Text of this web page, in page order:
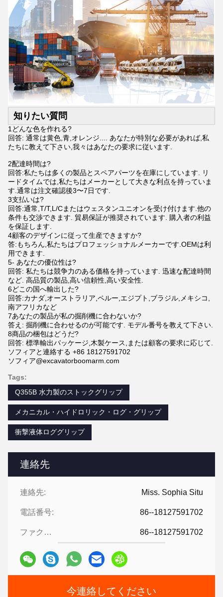
連絡先
連絡先: Miss. Sophia Situ
電話番号: 86--18127591702
ファクシミリ: 86--18127591702
今連絡してください
知りたい質問
1どんな色を作れる?
回答: 通常は黄色,青,オレンジ.... あなたが特別な必要があれば,私
たちに教えて下さい,我々はあなたの要求に従います.
2配達時間は?
回答:私たちは多くの製品とスペアパーツを在庫にしています. リ
ードタイムでは,私たちはメーカーとして大きな利点を持っていま
す.通常は注文確認後3〜7日です.
3支払いは?
回答:通常,T/T,L/Cまたはウェスタンユニオンを受け付けます.他の
条件も交渉できます. 貿易保証が推奨されています. 購入者の利益
を保証します.
4顧客のデザインに従って生産できますか?
答:もちろん,私たちはプロフェッショナルメーカーです.OEMは利
用できます.
5- あなたの優位性は?
回答: 私たちは競争力のある価格を持っています. 迅速な配達時間
など. 高品質の製品,高い信頼性,高い安全性.
6どこの国へ輸出した?
回答:カナダ,オーストラリア,ペルー,エジプト,ブラジル,メキシコ,
南アフリカなど
7あなたの製品が私の掘削機に合わないか?
答え: 掘削機に合わせるのが可能です. モデル番号を教えて下さい.
8商品の梱包はどうだ?
回答: 標準輸出パッケージ,木製ケース,または顧客の要求に応じて.
ソフィアと連絡する +86 18127591702
ソフィア@excavatorboomarm.com
Tags:
Q355B 水力製のストックグリップ
メカニカル・ハイドロリック・ログ・グリップ
衝撃液体ロググリップ